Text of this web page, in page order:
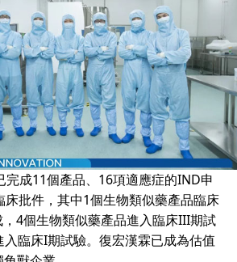
完成11個產品、 16項適應症的IND申
床批件，其中1個生物類似藥產品臨床
4個生物類似藥產品進入臨床III期試
入臨床I期試驗。復宏漢霖已成為估值